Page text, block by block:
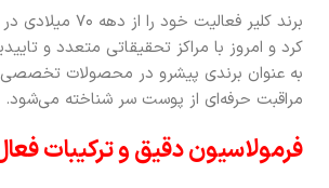
برند کلیر فعالیت خود
کرد و امروز با مراکز تحقیقاتی متعدد و
به عنوان برندی پیشرو در محصولات
مراقبت حرفه‌ای از پوست سر شناخته می‌شود.
فرمولاسیون دقیق و ترکیبات